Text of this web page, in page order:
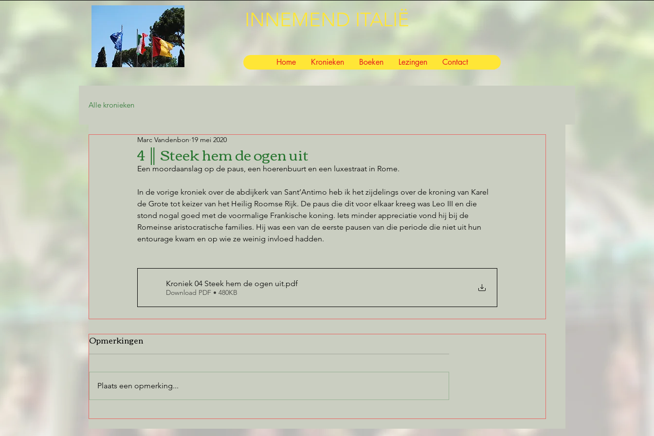
INNEMEND ITALIË
Home Kronieken Boeken Lezingen Contact
Alle kronieken
4 ║ Steek hem de ogen uit
Marc Vandenbon 19 mei 2020
Een moordaanslag op de paus, een hoerenbuurt en een luxestraat in Rome.
In de vorige kroniek over de abdijkerk van Sant’Antimo heb ik het zijdelings over de kroning van Karel
de Grote tot keizer van het Heilig Roomse Rijk. De paus die dit voor elkaar kreeg was Leo III en die
stond nogal goed met de voormalige Frankische koning. Iets minder appreciatie vond hij bij de
Romeinse aristocratische families. Hij was een van de eerste pausen van die periode die niet uit hun
entourage kwam en op wie ze weinig invloed hadden.
Kroniek 04 Steek hem de ogen uit.pdf
Download PDF • 480KB
Opmerkingen
Plaats een opmerking...